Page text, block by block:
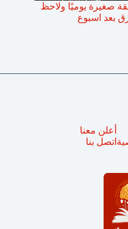
صغيرة يوميًا ولاحظ
بعد اسبوع
أعلن معنا
اتصل بنا